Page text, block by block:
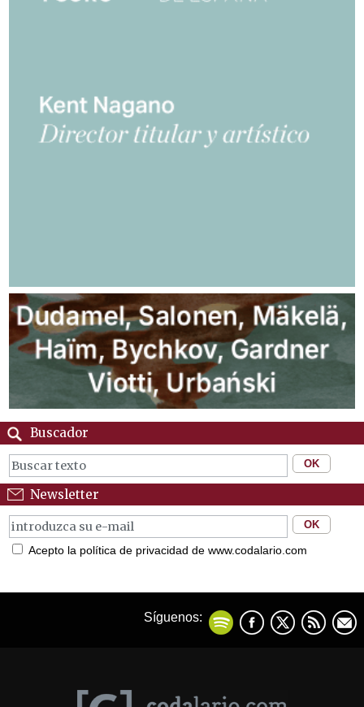
Buscador
Newsletter
Acepto la política de privacidad de www.codalario.com
Síguenos: